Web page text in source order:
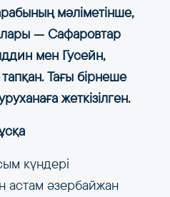
мәліметінше,
— Сафаровтар
мен Гусейн,
Тағы бірнеше
жеткізілген.
күндері
астам әзербайжан